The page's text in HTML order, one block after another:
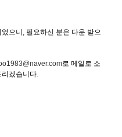
으니, 필요하신 분은 다운 받으
로 메일로 소
겠습니다.
치북5